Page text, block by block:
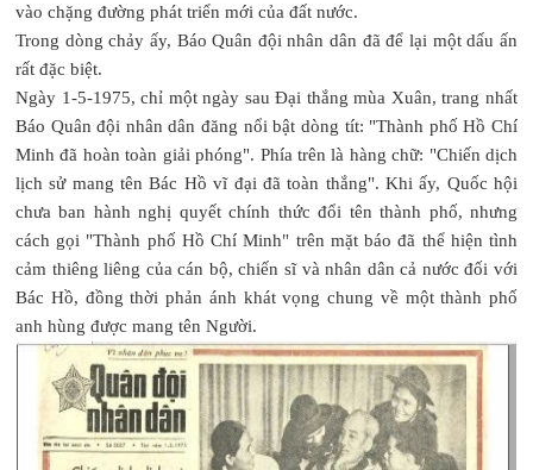
vào chặng đường phát triển mới của đất nước.
Trong dòng chảy ấy, Báo Quân đội nhân dân đã để lại một dấu ấn
rất đặc biệt.
Ngày 1-5-1975, chỉ một ngày sau Đại thắng mùa Xuân, trang nhất
Báo Quân đội nhân dân đăng nổi bật dòng tít: "Thành phố Hồ Chí
Minh đã hoàn toàn giải phóng". Phía trên là hàng chữ: "Chiến dịch
lịch sử mang tên Bác Hồ vĩ đại đã toàn thắng". Khi ấy, Quốc hội
chưa ban hành nghị quyết chính thức đổi tên thành phố, nhưng
cách gọi "Thành phố Hồ Chí Minh" trên mặt báo đã thể hiện tình
cảm thiêng liêng của cán bộ, chiến sĩ và nhân dân cả nước đối với
Bác Hồ, đồng thời phản ánh khát vọng chung về một thành phố
anh hùng được mang tên Người.